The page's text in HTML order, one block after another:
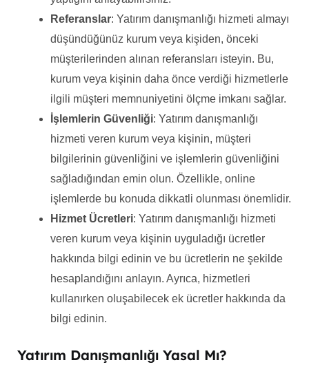
Referanslar: Yatırım danışmanlığı hizmeti almayı
düşündüğünüz kurum veya kişiden, önceki
müşterilerinden alınan referansları isteyin. Bu,
kurum veya kişinin daha önce verdiği hizmetlerle
ilgili müşteri memnuniyetini ölçme imkanı sağlar.
İşlemlerin Güvenliği: Yatırım danışmanlığı
hizmeti veren kurum veya kişinin, müşteri
bilgilerinin güvenliğini ve işlemlerin güvenliğini
sağladığından emin olun. Özellikle, online
işlemlerde bu konuda dikkatli olunması önemlidir.
Hizmet Ücretleri: Yatırım danışmanlığı hizmeti
veren kurum veya kişinin uyguladığı ücretler
hakkında bilgi edinin ve bu ücretlerin ne şekilde
hesaplandığını anlayın. Ayrıca, hizmetleri
kullanırken oluşabilecek ek ücretler hakkında da
bilgi edinin.
Yatırım Danışmanlığı Yasal Mı?